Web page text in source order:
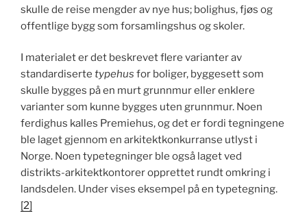
skulle de reise mengder av nye hus; bolighus, fjøs og
offentlige bygg som forsamlingshus og skoler.
I materialet er det beskrevet flere varianter av
standardiserte typehus for boliger, byggesett som
skulle bygges på en murt grunnmur eller enklere
varianter som kunne bygges uten grunnmur. Noen
ferdighus kalles Premiehus, og det er fordi tegningene
ble laget gjennom en arkitektkonkurranse utlyst i
Norge. Noen typetegninger ble også laget ved
distrikts-arkitektkontorer opprettet rundt omkring i
landsdelen. Under vises eksempel på en typetegning.
[2]